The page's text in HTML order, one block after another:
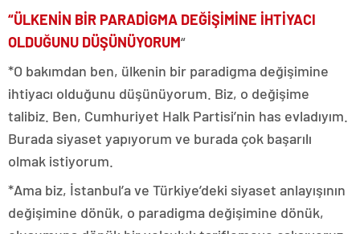
“ÜLKENİN BİR PARADİGMA DEĞİŞİMİNE İHTİYACI
OLDUĞUNU DÜŞÜNÜYORUM“
*O bakımdan ben, ülkenin bir paradigma değişimine
ihtiyacı olduğunu düşünüyorum. Biz, o değişime
talibiz. Ben, Cumhuriyet Halk Partisi’nin has evladıyım.
Burada siyaset yapıyorum ve burada çok başarılı
olmak istiyorum.
*Ama biz, İstanbul’a ve Türkiye’deki siyaset anlayışının
değişimine dönük, o paradigma değişimine dönük,